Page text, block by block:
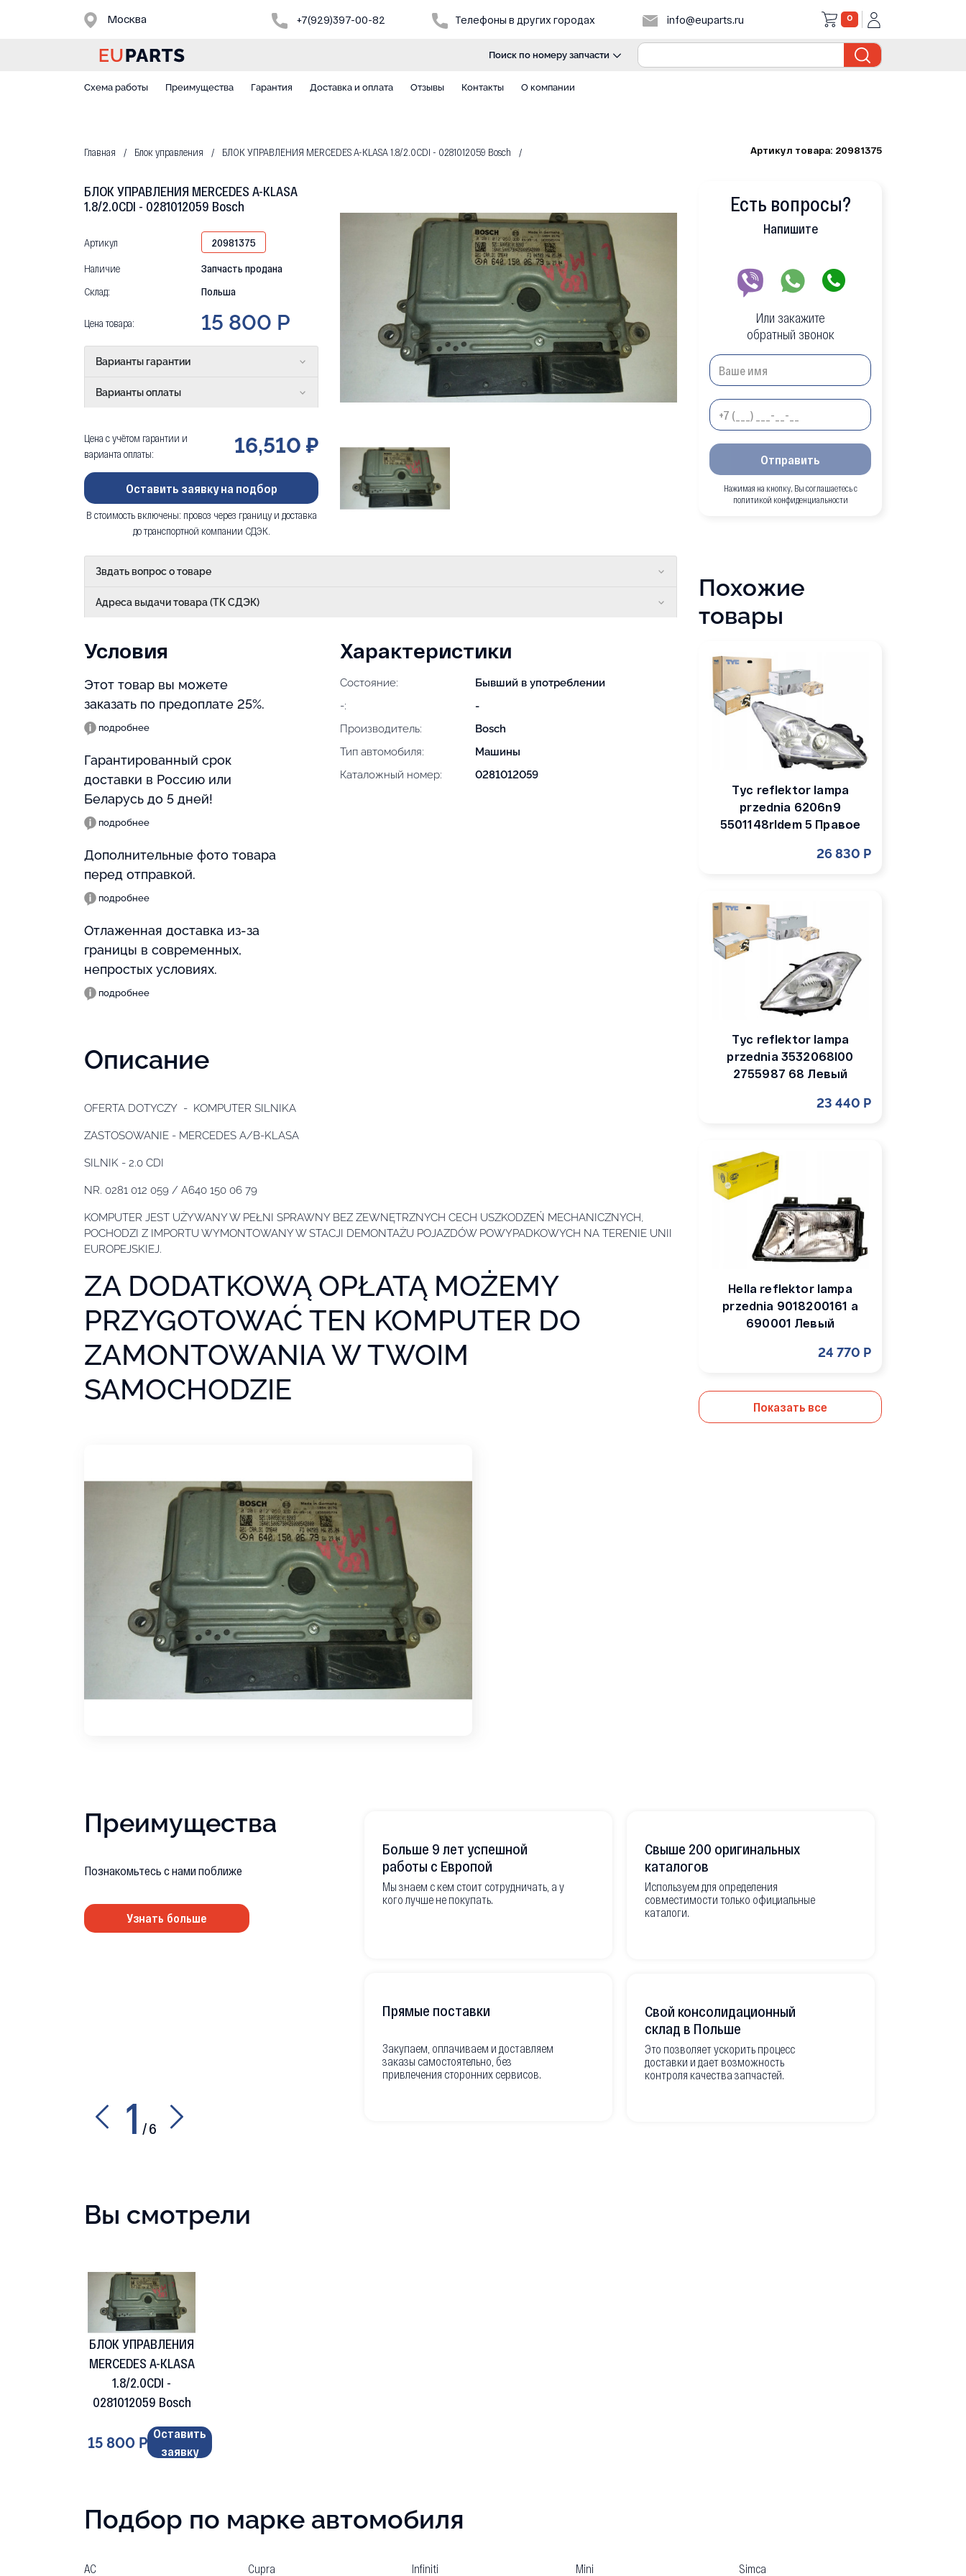
Москва +7(929)397-00-82 Телефоны в других городах info@euparts.ru 0
Поиск по номеру запчасти
Схема работы Преимущества Гарантия Доставка и оплата Отзывы Контакты О компании
Главная Блок управления БЛОК УПРАВЛЕНИЯ MERCEDES A-KLASA 1.8/2.0CDI - 0281012059 Bosch Артикул товара: 20981375
БЛОК УПРАВЛЕНИЯ MERCEDES A-KLASA
1.8/2.0CDI - 0281012059 Bosch
Артикул
20981375
Наличие
Запчасть продана
Склад:
Польша
Цена товара: 15 800 Р
Варианты гарантии
Варианты оплаты
Цена с учётом гарантии и
варианта оплаты:
16,510 ₽
Оставить заявку на подбор
В стоимость включены: провоз через границу и доставка
до транспортной компании СДЭК.
Звдать вопрос о товаре
Адреса выдачи товара (ТК СДЭК)
Условия
Этот товар вы можете
заказать по предоплате 25%.
подробнее
Гарантированный срок
доставки в Россию или
Беларусь до 5 дней!
подробнее
Дополнительные фото товара
перед отправкой.
подробнее
Отлаженная доставка из-за
границы в современных,
непростых условиях.
подробнее
Характеристики
Состояние:
Бывший в употреблении
-:
-
Производитель:
Bosch
Тип автомобиля:
Машины
Каталожный номер:
0281012059
Описание
OFERTA DOTYCZY - KOMPUTER SILNIKA
ZASTOSOWANIE - MERCEDES A/B-KLASA
SILNIK - 2.0 CDI
NR. 0281 012 059 / A640 150 06 79
KOMPUTER JEST UŻYWANY W PEŁNI SPRAWNY BEZ ZEWNĘTRZNYCH CECH USZKODZEŃ MECHANICZNYCH,
POCHODZI Z IMPORTU WYMONTOWANY W STACJI DEMONTAŻU POJAZDÓW POWYPADKOWYCH NA TERENIE UNII
EUROPEJSKIEJ.
ZA DODATKOWĄ OPŁATĄ MOŻEMY
PRZYGOTOWAĆ TEN KOMPUTER DO
ZAMONTOWANIA W TWOIM
SAMOCHODZIE
Есть вопросы?
Напишите
Или закажите
обратный звонок
Отправить
Нажимая на кнопку, Вы соглашаетесь с
политикой конфиденциальности
Похожие
товары
Tyc reflektor lampa
przednia 6206n9
5501148rldem 5 Правое
26 830 Р
Tyc reflektor lampa
przednia 3532068l00
2755987 68 Левый
23 440 Р
Hella reflektor lampa
przednia 9018200161 a
690001 Левый
24 770 Р
Показать все
Преимущества
Познакомьтесь с нами поближе
Узнать больше
1 /6
Больше 9 лет успешной
работы с Европой
Мы знаем с кем стоит сотрудничать, а у
кого лучше не покупать.
Прямые поставки
Закупаем, оплачиваем и доставляем
заказы самостоятельно, без
привлечения сторонних сервисов.
Свыше 200 оригинальных
каталогов
Используем для определения
совместимости только официальные
каталоги.
Свой консолидационный
склад в Польше
Это позволяет ускорить процесс
доставки и дает возможность
контроля качества запчастей.
Вы смотрели
БЛОК УПРАВЛЕНИЯ
MERCEDES A-KLASA
1.8/2.0CDI -
0281012059 Bosch
15 800 Р
Оставить
заявку
Подбор по марке автомобиля
AC Cupra Infiniti Mini Simca